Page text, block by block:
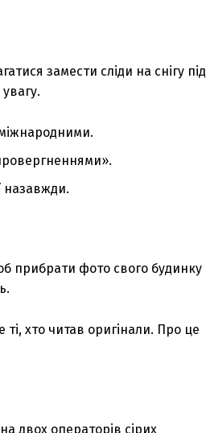
замести сліди на снігу під
назавжди.
прибрати фото свого будинку
хто читав оригінали. Про це
двох операторів сірих